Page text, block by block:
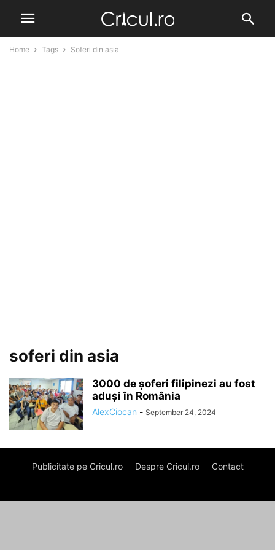
Home Tags Soferi din asia
soferi din asia
3000 de șoferi filipinezi au fost
aduși în România
AlexCiocan - September 24, 2024
Publicitate pe Cricul.ro Despre Cricul.ro Contact